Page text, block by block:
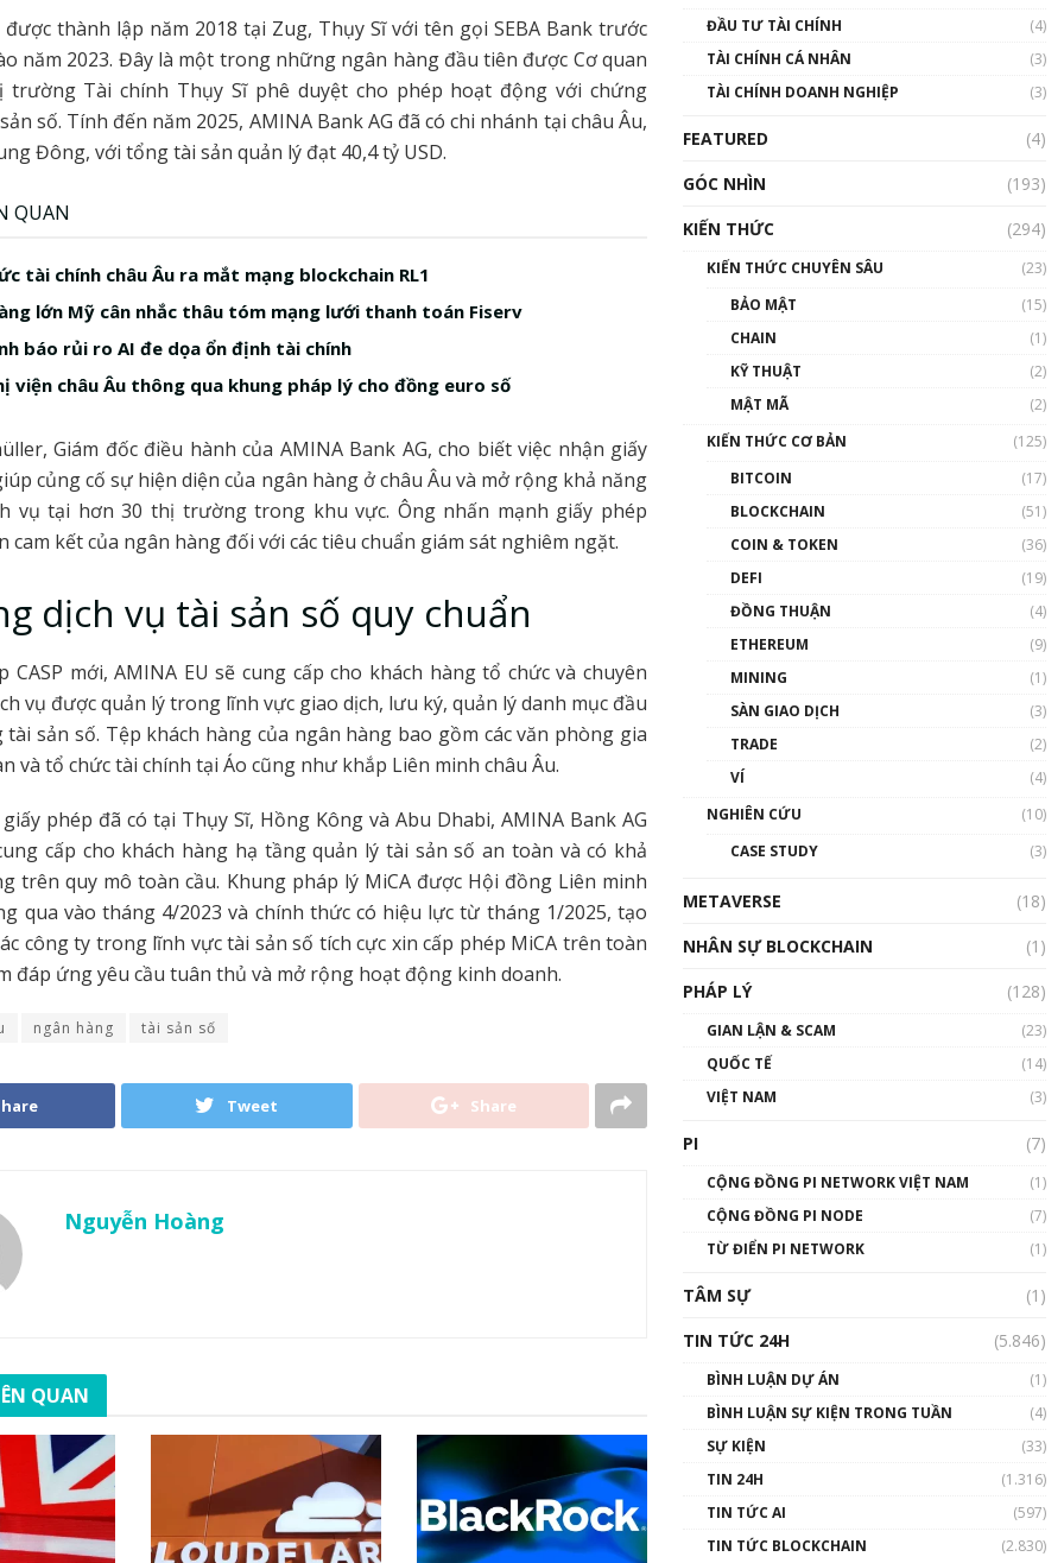
được thành lập năm 2018 tại Zug, Thụy Sĩ với tên gọi SEBA Bank trước
năm 2023. Đây là một trong những ngân hàng đầu tiên được Cơ quan
trường Tài chính Thụy Sĩ phê duyệt cho phép hoạt động với chứng
số. Tính đến năm 2025, AMINA Bank AG đã có chi nhánh tại châu Âu,
Đông, với tổng tài sản quản lý đạt 40,4 tỷ USD.
QUAN
tài chính châu Âu ra mắt mạng blockchain RL1
lớn Mỹ cân nhắc thâu tóm mạng lưới thanh toán Fiserv
báo rủi ro AI đe dọa ổn định tài chính
viện châu Âu thông qua khung pháp lý cho đồng euro số
Giám đốc điều hành của AMINA Bank AG, cho biết việc nhận giấy
củng cố sự hiện diện của ngân hàng ở châu Âu và mở rộng khả năng
vụ tại hơn 30 thị trường trong khu vực. Ông nhấn mạnh giấy phép
cam kết của ngân hàng đối với các tiêu chuẩn giám sát nghiêm ngặt.
dịch vụ tài sản số quy chuẩn
CASP mới, AMINA EU sẽ cung cấp cho khách hàng tổ chức và chuyên
vụ được quản lý trong lĩnh vực giao dịch, lưu ký, quản lý danh mục đầu
sản số. Tệp khách hàng của ngân hàng bao gồm các văn phòng gia
và tổ chức tài chính tại Áo cũng như khắp Liên minh châu Âu.
phép đã có tại Thụy Sĩ, Hồng Kông và Abu Dhabi, AMINA Bank AG
cấp cho khách hàng hạ tầng quản lý tài sản số an toàn và có khả
trên quy mô toàn cầu. Khung pháp lý MiCA được Hội đồng Liên minh
qua vào tháng 4/2023 và chính thức có hiệu lực từ tháng 1/2025, tạo
công ty trong lĩnh vực tài sản số tích cực xin cấp phép MiCA trên toàn
đáp ứng yêu cầu tuân thủ và mở rộng hoạt động kinh doanh.
ngân hàng tài sản số
Tweet Share
Nguyễn Hoàng
QUAN
uptrend trong năm 2023? |
Phổ cập Blockchain
00:02:14
Nhìn lại năm 2022: Những
nhân vật ảnh hưởng nhất
hệ sinh thái tiền mã hoá |
Blockchain
Nhân sự tương lại ngành
Blockchain Việt Nam | Phổ
cập Blockchain
Blockchain đang được ứng
01:34:46
01:32:59
Talkshow17: Mùa đông
Crypto – Chiếc khăn gió ấm
01:49:30
Talkshow 14: MemeCoin –
ĐẦU TƯ TÀI CHÍNH
(4)
TÀI CHÍNH CÁ NHÂN
(3)
TÀI CHÍNH DOANH NGHIỆP
(3)
FEATURED
(4)
GÓC NHÌN
(193)
KIẾN THỨC
(294)
KIẾN THỨC CHUYÊN SÂU
(23)
BẢO MẬT
(15)
CHAIN
(1)
KỸ THUẬT
(2)
MẬT MÃ
(2)
KIẾN THỨC CƠ BẢN
(125)
BITCOIN
(17)
BLOCKCHAIN
(51)
COIN & TOKEN
(36)
DEFI
(19)
ĐỒNG THUẬN
(4)
ETHEREUM
(9)
MINING
(1)
SÀN GIAO DỊCH
(3)
TRADE
(2)
VÍ
(4)
NGHIÊN CỨU
(10)
CASE STUDY
(3)
METAVERSE
(18)
NHÂN SỰ BLOCKCHAIN
(1)
PHÁP LÝ
(128)
GIAN LẬN & SCAM
(23)
QUỐC TẾ
(14)
VIỆT NAM
(3)
PI (7)
CỘNG ĐỒNG PI NETWORK VIỆT NAM
(1)
CỘNG ĐỒNG PI NODE
(7)
TỪ ĐIỂN PI NETWORK
(1)
TÂM SỰ
(1)
TIN TỨC 24H
(5.846)
BÌNH LUẬN DỰ ÁN
(1)
BÌNH LUẬN SỰ KIỆN TRONG TUẦN
(4)
SỰ KIỆN
(33)
TIN 24H
(1.316)
TIN TỨC AI
(597)
TIN TỨC BLOCKCHAIN
(2.830)